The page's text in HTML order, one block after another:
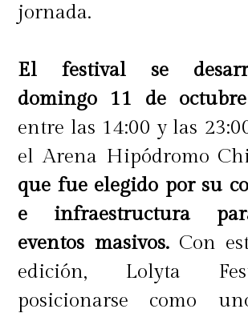
jornada.
El festival se
domingo 11 de
entre las 14:00 y las
el Arena Hipódromo
que fue elegido por su
e infraestructura
eventos masivos.Con
edición, Lolyta
posicionarse como